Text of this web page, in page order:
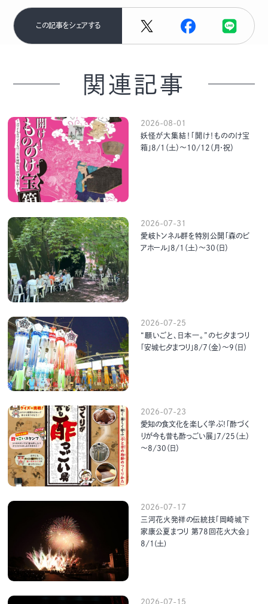
この記事をシェアする
関連記事
2026-08-01
妖怪が大集結！「開け！もののけ宝
箱」8/1（土）～10/12（月・祝）
2026-07-31
愛岐トンネル群を特別公開「森のビ
アホール」8/1（土）～30（日）
2026-07-25
“願いごと、日本一。”の七夕まつり
「安城七夕まつり」8/7（金）～9（日）
2026-07-23
愛知の食文化を楽しく学ぶ！「酢づく
りが今も昔も酢っごい展」7/25（土）
～8/30（日）
2026-07-17
三河花火発祥の伝統技「岡崎城下
家康公夏まつり 第78回花火大会」
8/1(土)
2026-07-15